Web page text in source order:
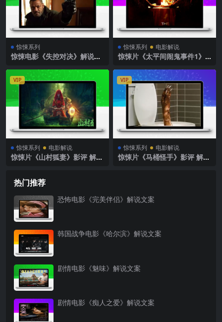
惊悚系列
惊悚电影《失控对决》解说文
惊悚系列 电影解说
惊悚片《太平间闹鬼事件1》
VIP
惊悚系列 电影解说
惊悚片《山村狐妻》影评 解说
VIP
惊悚系列 电影解说
惊悚片《马桶怪手》影评 解说
热门推荐
恐怖电影《完美伴侣》解说文案
韩国战争电影《哈尔滨》解说文案
剧情电影《魅味》解说文案
剧情电影《痴人之爱》解说文案